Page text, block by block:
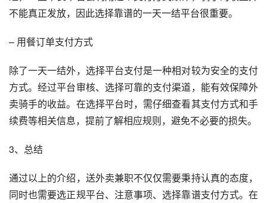
不能真正发放，因此选择靠谱的一天一结平台很重要。
– 用餐订单支付方式
除了一天一结外，选择平台支付是一种相对较为安全的支付
方式。经过平台审核、选择可靠的支付渠道，能有效保障外
卖骑手的收益。在选择平台时，需仔细查看其支付方式和手
续费等相关信息，提前了解相应规则，避免不必要的损失。
3、总结
通过以上的介绍，送外卖兼职不仅仅需要秉持认真的态度，
同时也需要选正规平台、注意事项、选择靠谱支付方式。在